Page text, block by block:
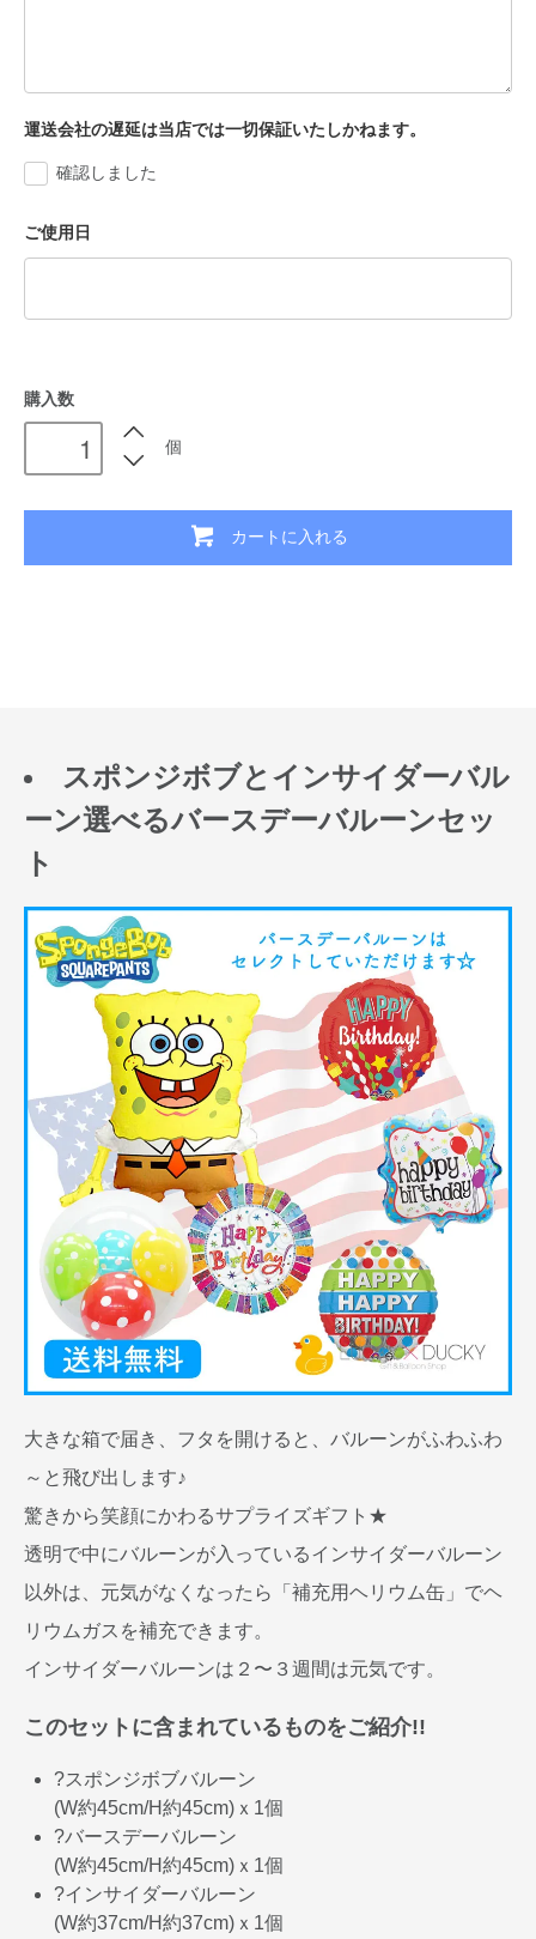
運送会社の遅延は当店では一切保証いたしかねます。
確認しました
ご使用日
購入数
個
カートに入れる
スポンジボブとインサイダーバル
ーン選べるバースデーバルーンセッ
ト
大きな箱で届き、フタを開けると、バルーンがふわふわ
～と飛び出します♪
驚きから笑顔にかわるサプライズギフト★
透明で中にバルーンが入っているインサイダーバルーン
以外は、元気がなくなったら「補充用ヘリウム缶」でヘ
リウムガスを補充できます。
インサイダーバルーンは２〜３週間は元気です。
このセットに含まれているものをご紹介!!
?スポンジボブバルーン
(W約45cm/H約45cm)ｘ1個
?バースデーバルーン
(W約45cm/H約45cm)ｘ1個
?インサイダーバルーン
(W約37cm/H約37cm)ｘ1個